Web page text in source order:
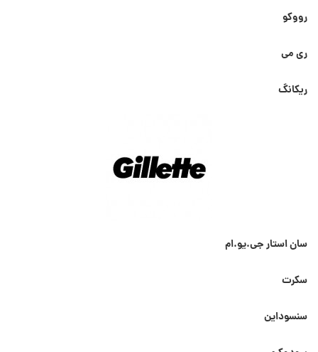
رووکو
ری می
ریکانگ
سان استار جی.یو.ام
سکرت
سنسوداین